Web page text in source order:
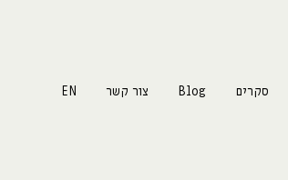
סקרים Blog צור קשר EN